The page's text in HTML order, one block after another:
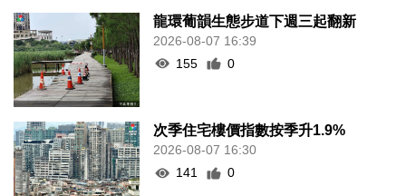
龍環葡韻生態步道下週三起翻新
2026-08-07 16:39
155
0
次季住宅樓價指數按季升1.9%
2026-08-07 16:30
141
0